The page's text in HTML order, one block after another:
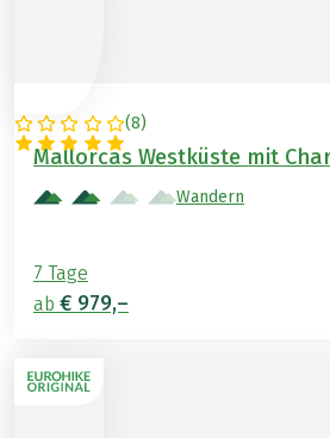
(8)
SPANIEN
Mallorcas Westküste mit
Wandern
7 Tage
ab € 979,–